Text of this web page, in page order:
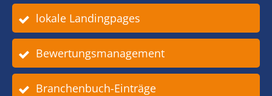
lokale Landingpages
Bewertungsmanagement
Branchenbuch-Einträge